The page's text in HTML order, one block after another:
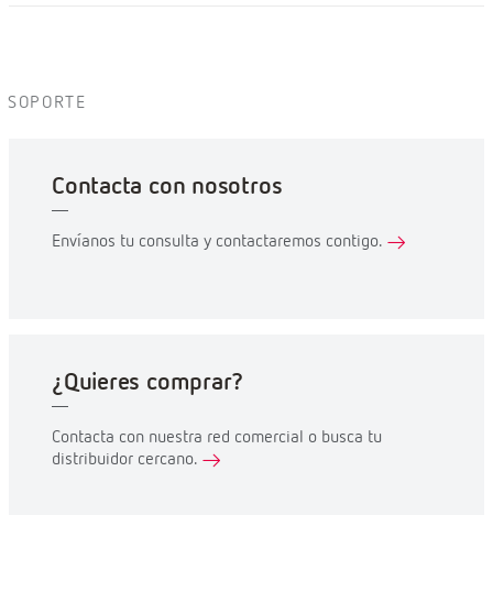
SOPORTE
Contacta con nosotros
Envíanos tu consulta y contactaremos contigo.
¿Quieres comprar?
Contacta con nuestra red comercial o busca tu
distribuidor cercano.